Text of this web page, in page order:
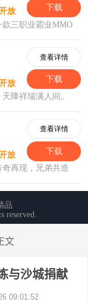
文
与沙城捐献
09:01:52